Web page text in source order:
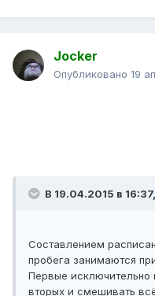
Jocker
Опубликовано 19
В 19.04.2015 в
Составлением
пробега занимаются
Первые исключительно
вторых и смешивать